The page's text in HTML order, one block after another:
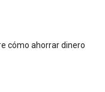
cómo ahorrar dinero